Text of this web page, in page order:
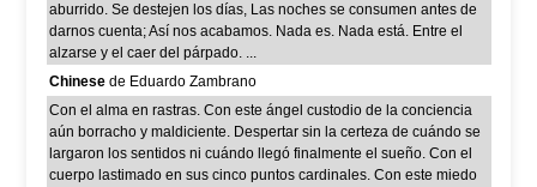
aburrido. Se destejen los días, Las noches se consumen antes de
darnos cuenta; Así nos acabamos. Nada es. Nada está. Entre el
alzarse y el caer del párpado. ...
Chinese de Eduardo Zambrano
Con el alma en rastras. Con este ángel custodio de la conciencia
aún borracho y maldiciente. Despertar sin la certeza de cuándo se
largaron los sentidos ni cuándo llegó finalmente el sueño. Con el
cuerpo lastimado en sus cinco puntos cardinales. Con este miedo